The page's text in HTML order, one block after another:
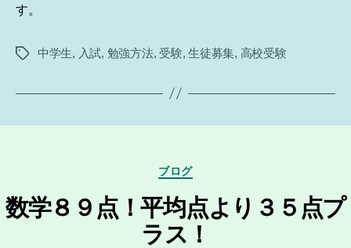
す。
タ
中学生, 入試, 勉強方法, 受験,生徒募集, 高校受験
カ
テ
ゴ
リ
ー
ブログ
数学８９点！平均点より３５点プ
ラス！